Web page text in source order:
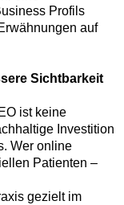
Profils
auf
Sichtbarkeit
ist keine
Investition
Wer online
Patienten –
gezielt im